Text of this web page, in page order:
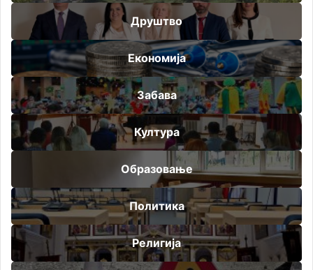
Друштво
Економија
Забава
Култура
Образовање
Политика
Религија